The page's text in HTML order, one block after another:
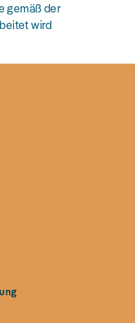
gemäß der
wird